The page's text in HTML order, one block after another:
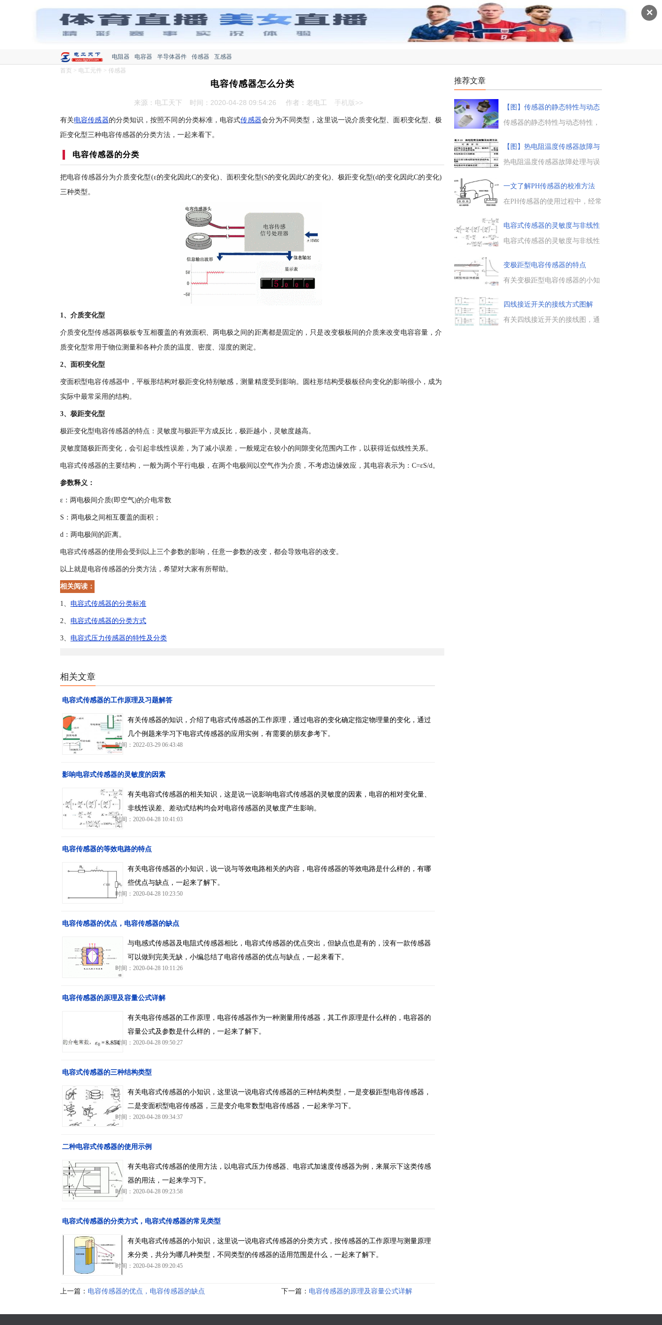
✕
电阻器 电容器 半导体器件 传感器
互感器
首页 > 电工元件 > 传感器
电容传感器怎么分类
来源：电工天下 时间：2020-04-28 09:54:26 作者：老电工 手机版>>
有关电容传感器的分类知识，按照不同的分类标准，电容式传感器会分为不同类型，这里说一说介质变化型、面积变化型、极
距变化型三种电容传感器的分类方法，一起来看下。
电容传感器的分类
把电容传感器分为介质变化型(ε的变化因此C的变化)、面积变化型(S的变化因此C的变化)、极距变化型(d的变化因此C的变化)
三种类型。
1、介质变化型
介质变化型传感器两极板专互相覆盖的有效面积、两电极之间的距离都是固定的，只是改变极板间的介质来改变电容容量，介
质变化型常用于物位测量和各种介质的温度、密度、湿度的测定。
2、面积变化型
变面积型电容传感器中，平板形结构对极距变化特别敏感，测量精度受到影响。圆柱形结构受极板径向变化的影响很小，成为
实际中最常采用的结构。
3、极距变化型
极距变化型电容传感器的特点：灵敏度与极距平方成反比，极距越小，灵敏度越高。
灵敏度随极距而变化，会引起非线性误差，为了减小误差，一般规定在较小的间隙变化范围内工作，以获得近似线性关系。
电容式传感器的主要结构，一般为两个平行电极，在两个电极间以空气作为介质，不考虑边缘效应，其电容表示为：C=εS/d。
参数释义：
ε：两电极间介质(即空气)的介电常数
S：两电极之间相互覆盖的面积；
d：两电极间的距离。
电容式传感器的使用会受到以上三个参数的影响，任意一参数的改变，都会导致电容的改变。
以上就是电容传感器的分类方法，希望对大家有所帮助。
相关阅读：
1、 电容式传感器的分类标准
2、 电容式传感器的分类方式
3、 电容式压力传感器的特性及分类
相关文章
电容式传感器的工作原理及习题解答
有关传感器的知识，介绍了电容式传感器的工作原理，通过电容的变化确定指定物理量的变化，通过
几个例题来学习下电容式传感器的应用实例，有需要的朋友参考下。
时间：2022-03-29 06:43:48
影响电容式传感器的灵敏度的因素
有关电容式传感器的相关知识，这是说一说影响电容式传感器的灵敏度的因素，电容的相对变化量、
非线性误差、差动式结构均会对电容传感器的灵敏度产生影响。
时间：2020-04-28 10:41:03
电容传感器的等效电路的特点
有关电容传感器的小知识，说一说与等效电路相关的内容，电容传感器的等效电路是什么样的，有哪
些优点与缺点，一起来了解下。
时间：2020-04-28 10:23:50
电容传感器的优点，电容传感器的缺点
与电感式传感器及电阻式传感器相比，电容式传感器的优点突出，但缺点也是有的，没有一款传感器
可以做到完美无缺，小编总结了电容传感器的优点与缺点，一起来看下。
时间：2020-04-28 10:11:26
电容传感器的原理及容量公式详解
有关电容传感器的工作原理，电容传感器作为一种测量用传感器，其工作原理是什么样的，电容器的
容量公式及参数是什么样的，一起来了解下。
时间：2020-04-28 09:50:27
电容式传感器的三种结构类型
有关电容式传感器的小知识，这里说一说电容式传感器的三种结构类型，一是变极距型电容传感器，
二是变面积型电容传感器，三是变介电常数型电容传感器，一起来学习下。
时间：2020-04-28 09:34:37
二种电容式传感器的使用示例
有关电容式传感器的使用方法，以电容式压力传感器、电容式加速度传感器为例，来展示下这类传感
器的用法，一起来学习下。
时间：2020-04-28 09:23:58
电容式传感器的分类方式，电容式传感器的常见类型
有关电容式传感器的小知识，这里说一说电容式传感器的分类方式，按传感器的工作原理与测量原理
来分类，共分为哪几种类型，不同类型的传感器的适用范围是什么，一起来了解下。
时间：2020-04-28 09:20:45
上一篇： 电容传感器的优点，电容传感器的缺点 下一篇： 电容传感器的原理及容量公式详解
推荐文章
【图】传感器的静态特性与动态
特
传感器的静态特性与动态特性，
输入信号，传感器的输出量与输
入量之间所具有相互关系，传感
器的动态特性，是指传感器在输
【图】热电阻温度传感器故障与
误
热电阻温度传感器故障处理与误
障判定方法与热电偶测温系统相
似，热电阻常见故障是电阻短路
或断路，热电阻测温产生的误差
因。...
一文了解PH传感器的校准方法
在PH传感器的使用过程中，经常
PH传感器的敏感度，对PH传感
器校准操作的要求有哪些，以及
正确的校准方法是什么样的，一
电容式传感器的灵敏度与非线性
误
电容式传感器的灵敏度与非线性
量，要提高灵敏度，应减小d0，
但非线性误差却增大，不了解的
朋友参考下。...
变极距型电容传感器的特点
有关变极距型电容传感器的小知
感器的工作特点，变极距型电容
传感器有着非线性的特性，在工
作时常把电容传感器制成差动形
四线接近开关的接线方式图解
有关四线接近开关的接线图，通